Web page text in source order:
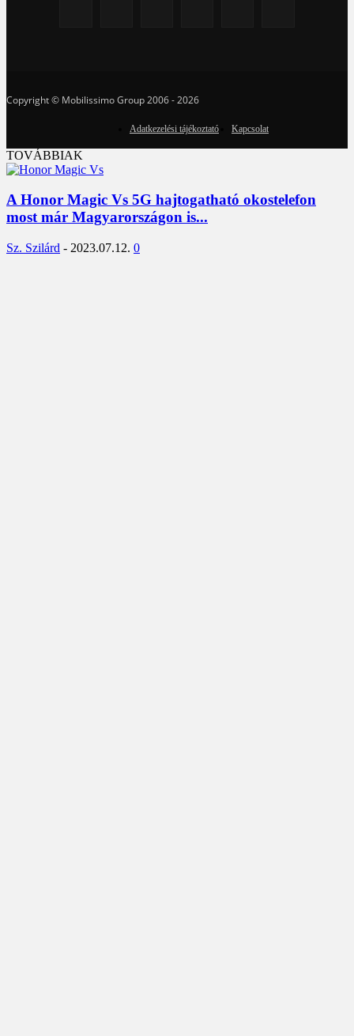
Copyright © Mobilissimo Group 2006 - 2026
Adatkezelési tájékoztató Kapcsolat
TOVÁBBIAK
A Honor Magic Vs 5G hajtogatható okostelefon
most már Magyarországon is...
Sz. Szilárd - 2023.07.12. 0